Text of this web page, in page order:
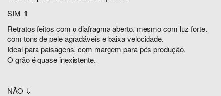
SIM ⇑
Retratos feitos com o diafragma aberto, mesmo com luz forte,
com tons de pele agradáveis e baixa velocidade.
Ideal para paisagens, com margem para pós produção.
O grão é quase inexistente.
NÃO ⇓